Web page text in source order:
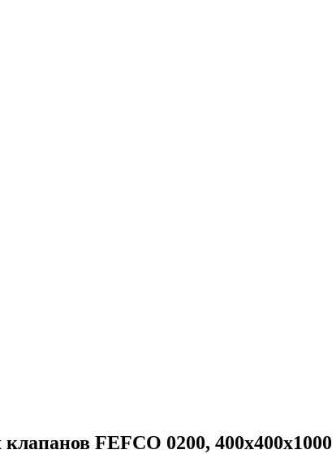
FEFCO 0200, 400x400x1000